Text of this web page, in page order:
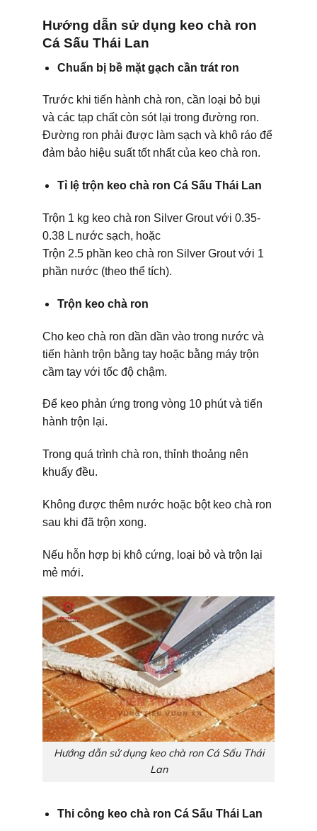
Hướng dẫn sử dụng keo chà ron
Cá Sấu Thái Lan
Chuẩn bị bề mặt gạch cần trát ron
Trước khi tiến hành chà ron, cần loại bỏ bụi
và các tạp chất còn sót lại trong đường ron.
Đường ron phải được làm sạch và khô ráo để
đảm bảo hiệu suất tốt nhất của keo chà ron.
Tỉ lệ trộn keo chà ron Cá Sấu Thái Lan
Trộn 1 kg keo chà ron Silver Grout với 0.35-
0.38 L nước sạch, hoặc
Trộn 2.5 phần keo chà ron Silver Grout với 1
phần nước (theo thể tích).
Trộn keo chà ron
Cho keo chà ron dần dần vào trong nước và
tiến hành trộn bằng tay hoặc bằng máy trộn
cầm tay với tốc độ chậm.
Để keo phản ứng trong vòng 10 phút và tiến
hành trộn lại.
Trong quá trình chà ron, thỉnh thoảng nên
khuấy đều.
Không được thêm nước hoặc bột keo chà ron
sau khi đã trộn xong.
Nếu hỗn hợp bị khô cứng, loại bỏ và trộn lại
mẻ mới.
Hướng dẫn sử dụng keo chà ron Cá Sấu Thái
Lan
Thi công keo chà ron Cá Sấu Thái Lan